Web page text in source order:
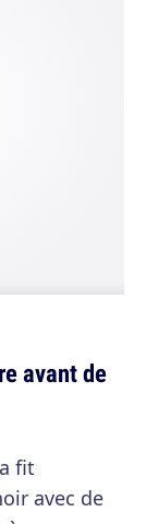
avant de
fit
avec de